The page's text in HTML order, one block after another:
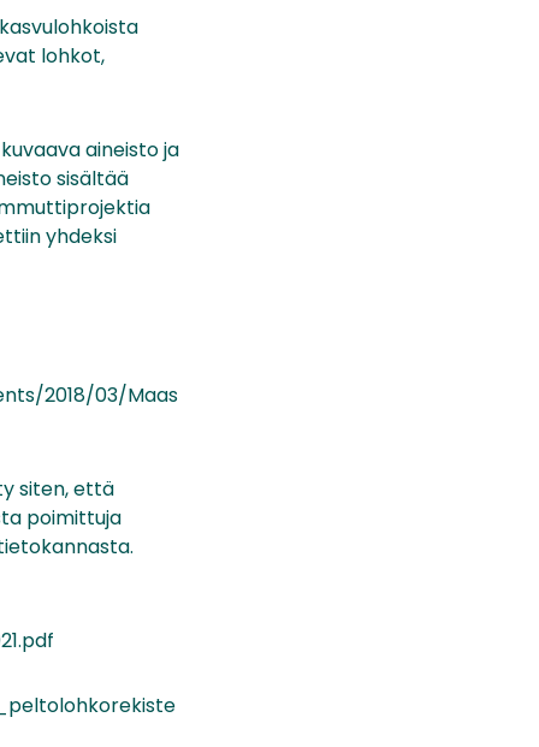
lohkot,
aineisto ja
sisältää
yhdeksi
2018/03/Maas
siten, että
poimittuja